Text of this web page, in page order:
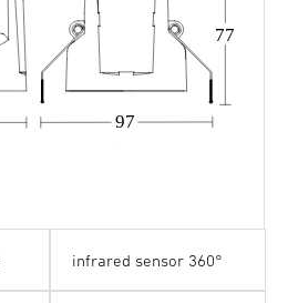
97
77
infrared sensor 360°